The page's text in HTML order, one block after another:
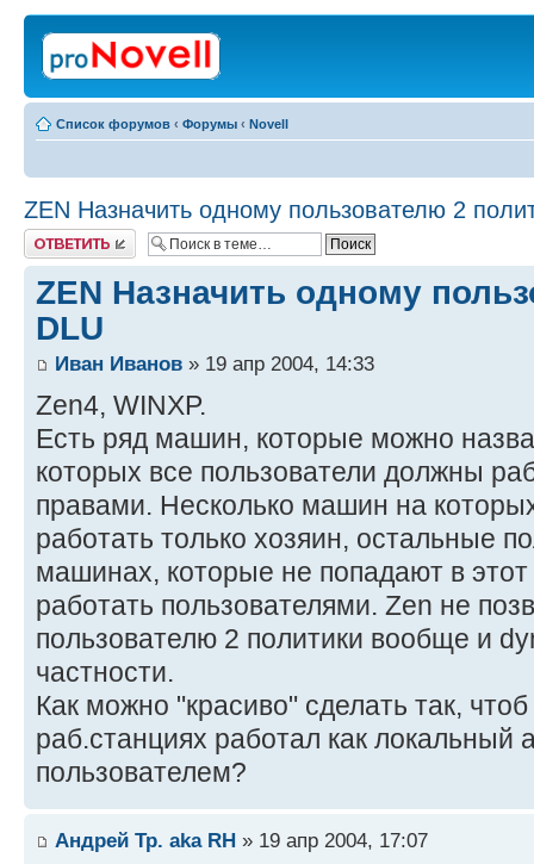
Список форумов ‹ Форумы ‹ Novell
ZEN Назначить одному пользователю 2
Ответить
ZEN Назначить одному
DLU
Иван Иванов » 19 апр 2004, 14:33
Zen4, WINXP.
Есть ряд машин, которые можно
которых все пользователи должны
правами. Несколько машин на
работать только хозяин, остальные
машинах, которые не попадают в
работать пользователями. Zen не
пользователю 2 политики вообще и
частности.
Как можно "красиво" сделать так,
раб.станциях работал как локальный
пользователем?
Андрей Тр. aka RH » 19 апр 2004, 17:07